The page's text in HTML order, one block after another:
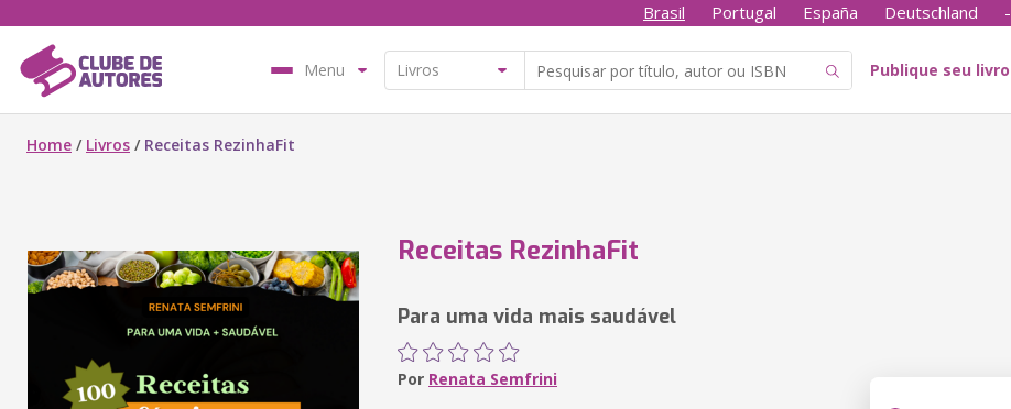
Brasil Portugal España Deutschland -
Menu Publique seu livro
Home / Livros / Receitas RezinhaFit
Receitas RezinhaFit
Para uma vida mais saudável
Por Renata Semfrini